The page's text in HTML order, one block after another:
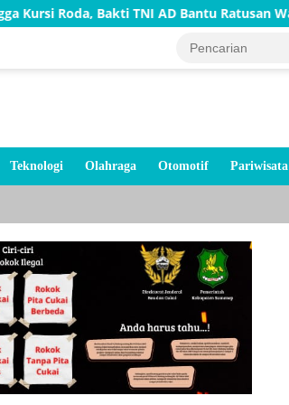
TNI AD Bantu Ratusan Warga Sumenep
Teknologi Olahraga Otomotif Pariwisata